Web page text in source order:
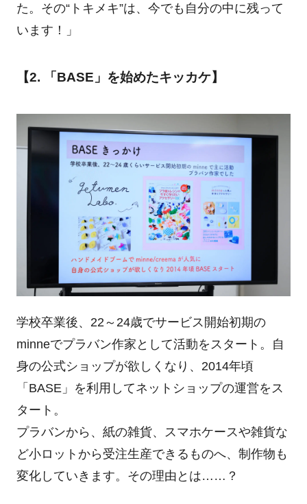
た。その“トキメキ”は、今でも自分の中に残って
います！」
【2. 「BASE」を始めたキッカケ】
学校卒業後、22～24歳でサービス開始初期の
minneでプラバン作家として活動をスタート。自
身の公式ショップが欲しくなり、2014年頃
「BASE」を利用してネットショップの運営をス
タート。
プラバンから、紙の雑貨、スマホケースや雑貨な
ど小ロットから受注生産できるものへ、制作物も
変化していきます。その理由とは……？